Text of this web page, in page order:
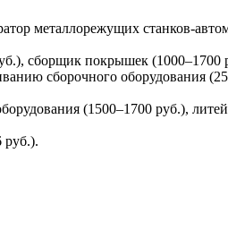
металлорежущих станков-
сборщик покрышек (1000–1700
сборочного оборудования
(1500–1700 руб.),
руб.).